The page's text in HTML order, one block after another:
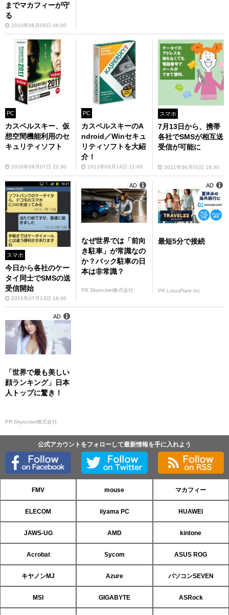
までマカフィーが守
る
2010年06月09日 06:00
PC
カスペルスキー、仮
想空間機能利用のセ
キュリティソフト
2010年09月07日 22:30
PC
カスペルスキーのA
ndroid／Winセキュ
リティソフトを大紹
介！
2011年03月14日 11:00
スマホ
7月13日から、携帯
各社でSMSが相互送
受信が可能に
2011年06月01日 16:30
スマホ
今日から各社のケー
タイ同士でSMSの送
受信開始
2011年07月13日 18:00
なぜ世界では「前向
き駐車」が常識なの
か？バック駐車の日
本は非常識？
PR Skyrocket株式会社
AD
最短5分で接続
PR LotusFlare Inc
AD
「世界で最も美しい
顔ランキング」日本
人トップに驚き！
PR Skyrocket株式会社
AD
公式アカウントをフォローして最新情報を手に入れよう
FMV mouse マカフィー
ELECOM iiyama PC HUAWEI
JAWS-UG AMD kintone
Acrobat Sycom ASUS ROG
キヤノンMJ Azure パソコンSEVEN
MSI GIGABYTE ASRock